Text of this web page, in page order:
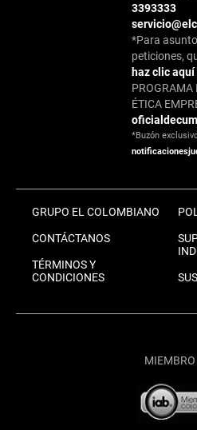
3393333
*Para
peticiones,
haz clic aquí
PROGRAMA
ÉTICA
*Buzón
GRUPO EL COLOMBIANO
CONTÁCTANOS
TÉRMINOS Y
CONDICIONES
MIEMBRO